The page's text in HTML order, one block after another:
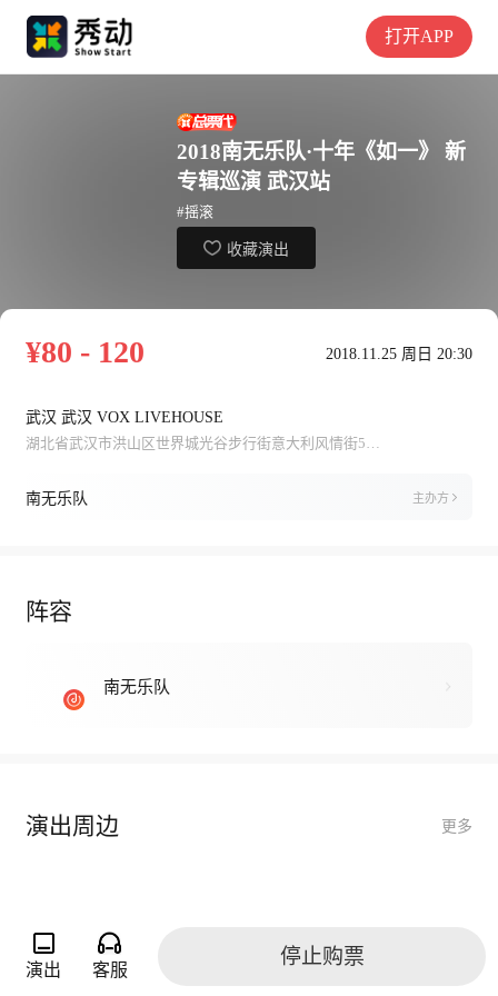
打开APP
2018南无乐队·十年《如一》 新
专辑巡演 武汉站
#摇滚
收藏演出
¥80 - 120 2018.11.25 周日 20:30
武汉 武汉 VOX LIVEHOUSE
湖北省武汉市洪山区世界城光谷步行街意大利风情街5号楼负1楼
南无乐队 主办方
阵容
南无乐队
演出周边 更多
演出 客服
停止购票